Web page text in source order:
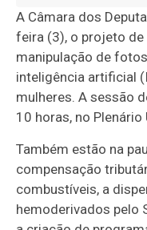
A Câmara dos
feira (3), o projeto
manipulação de
inteligência artificial
mulheres. A sessão
10 horas, no
Também estão na
compensação
combustíveis, a
hemoderivados pelo